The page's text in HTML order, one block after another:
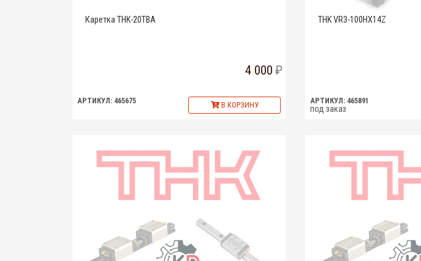
Каретка THK-20TBA
4 000
АРТИКУЛ: 465675 В КОРЗИНУ
THK VR3-100HX14Z
АРТИКУЛ: 465891
под заказ